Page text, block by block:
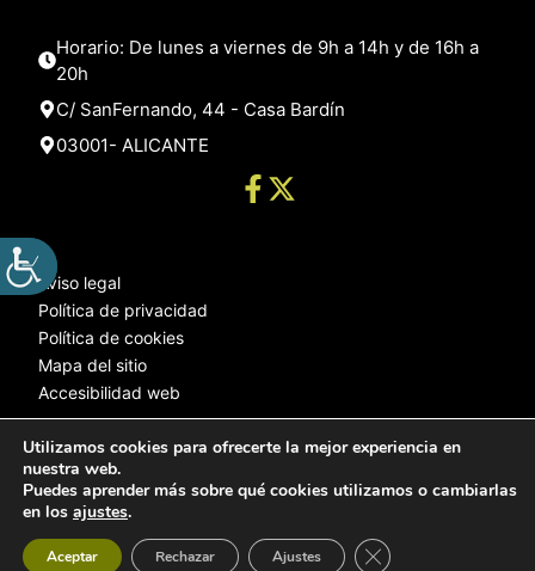
Horario: De lunes a viernes de 9h a 14h y de 16h a
20h
C/ SanFernando, 44 - Casa Bardín
03001- ALICANTE
Aviso legal
Política de privacidad
Política de cookies
Mapa del sitio
Accesibilidad web
© 2025 Web desarrollada por el Servicio de Informática de Diputación
Utilizamos cookies para ofrecerte la mejor experiencia en
nuestra web.
Puedes aprender más sobre qué cookies utilizamos o cambiarlas
en los ajustes.
Aceptar Rechazar Ajustes Cerrar el banner de